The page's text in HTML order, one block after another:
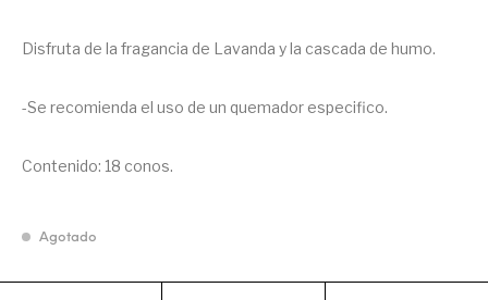
Disfruta de la fragancia de Lavanda y la cascada de humo.
-Se recomienda el uso de un quemador especifico.
Contenido: 18 conos.
Agotado